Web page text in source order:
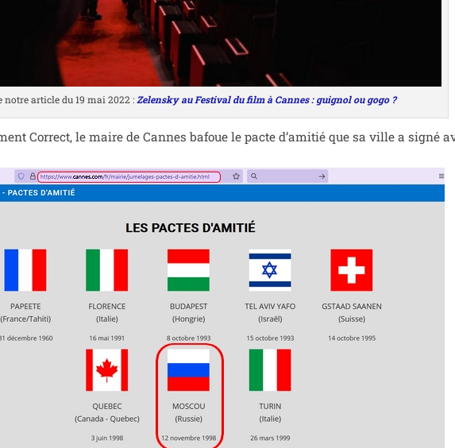
notre article du 19 mai 2022 : Zelensky au Festival du film à Cannes : gui­gnol ou gogo ?
Correct, le maire de Cannes bafoue le pacte d’a­mi­tié que sa ville a signé